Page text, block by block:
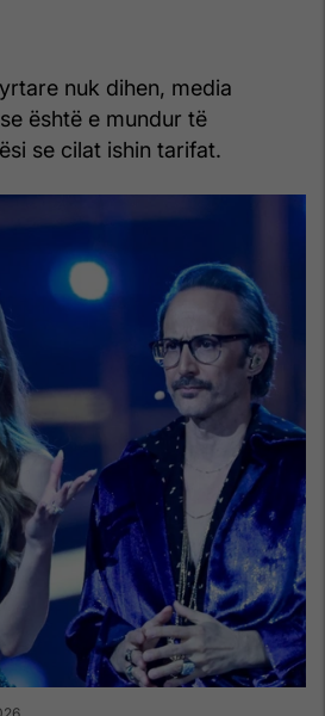
nuk dihen, media
është e mundur të
se cilat ishin tarifat.